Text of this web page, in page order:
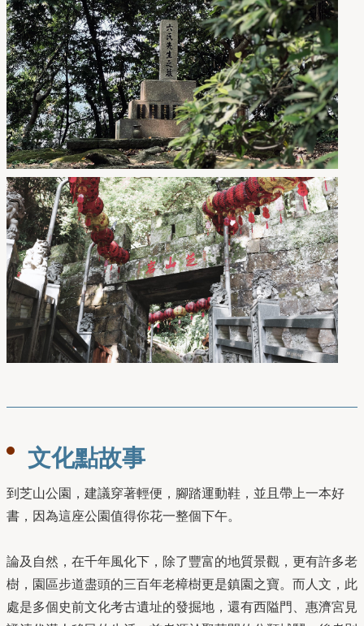
文化點故事
到芝山公園，建議穿著輕便，腳踏運動鞋，並且帶上一本好
書，因為這座公園值得你花一整個下午。
論及自然，在千年風化下，除了豐富的地質景觀，更有許多老
樹，園區步道盡頭的三百年老樟樹更是鎮園之寶。而人文，此
處是多個史前文化考古遺址的發掘地，還有西隘門、惠濟宮見